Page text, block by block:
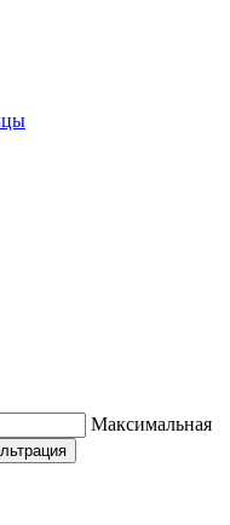
Максимальная